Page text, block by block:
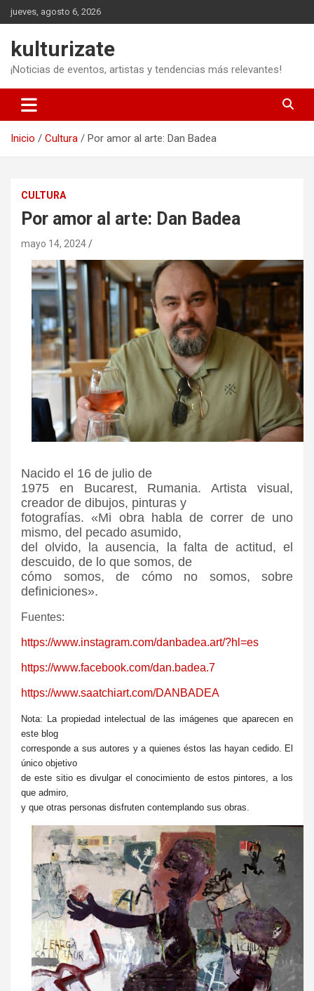
Saltar
al
jueves, agosto 6, 2026
kulturizate
¡Noticias de eventos, artistas y tendencias más relevantes!
Inicio Cultura Por amor al arte: Dan Badea
CULTURA
Por amor al arte: Dan Badea
mayo 14, 2024
Nacido el 16 de julio de
1975 en Bucarest, Rumania. Artista visual,
creador de dibujos, pinturas y
fotografías. «Mi obra habla de correr de uno
mismo, del pecado asumido,
del olvido, la ausencia, la falta de actitud, el
descuido, de lo que somos, de
cómo somos, de cómo no somos, sobre
definiciones».
Fuentes:
https://www.instagram.com/danbadea.art/?hl=es
https://www.facebook.com/dan.badea.7
https://www.saatchiart.com/DANBADEA
Nota: La propiedad intelectual de las imágenes que aparecen en
este blog
corresponde a sus autores y a quienes éstos las hayan cedido. El
único objetivo
de este sitio es divulgar el conocimiento de estos pintores, a los
que admiro,
y que otras personas disfruten contemplando sus obras.